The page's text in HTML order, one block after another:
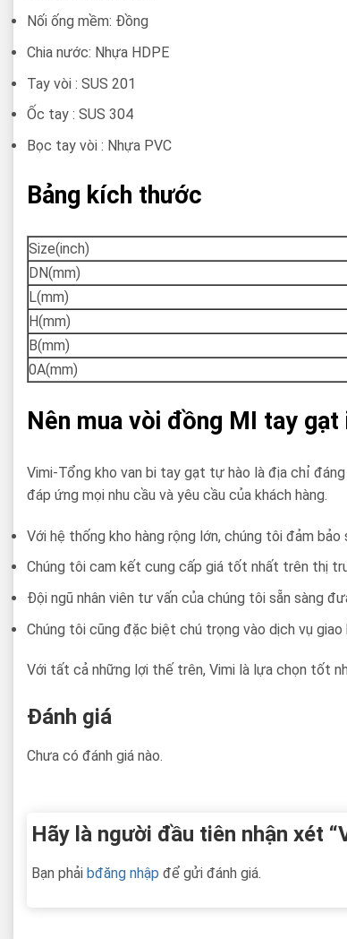
Nối ống mềm: Đồng
Chia nước: Nhựa HDPE
Tay vòi : SUS 201
Ốc tay : SUS 304
Bọc tay vòi : Nhựa PVC
Bảng kích thước
Size(inch)
DN(mm)
L(mm)
H(mm)
B(mm)
0A(mm)
Nên mua vòi đồng MI tay gạt
Vimi-Tổng kho van bi tay gạt tự hào là địa chỉ
đáp ứng mọi nhu cầu và yêu cầu của khách hàng.
Với hệ thống kho hàng rộng lớn, chúng tôi đảm bảo
Chúng tôi cam kết cung cấp giá tốt nhất trên thị
Đội ngũ nhân viên tư vấn của chúng tôi sẵn sàng
Chúng tôi cũng đặc biệt chú trọng vào dịch vụ
Với tất cả những lợi thế trên, Vimi là lựa chọn tốt
Đánh giá
Chưa có đánh giá nào.
Hãy là người đầu tiên nhận xét
Bạn phải bđăng nhập để gửi đánh giá.